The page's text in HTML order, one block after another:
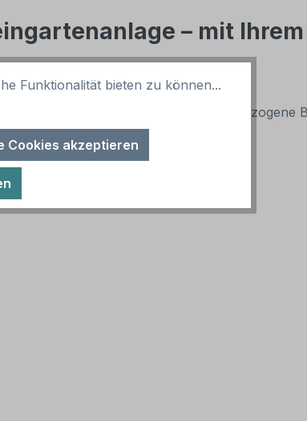
– mit Ihrem
In diversen Größen für eine bedarfsbezogene
Nutzungshinweisen - HW-TS-48:
Funktionalität bieten zu können...
Cookies akzeptieren